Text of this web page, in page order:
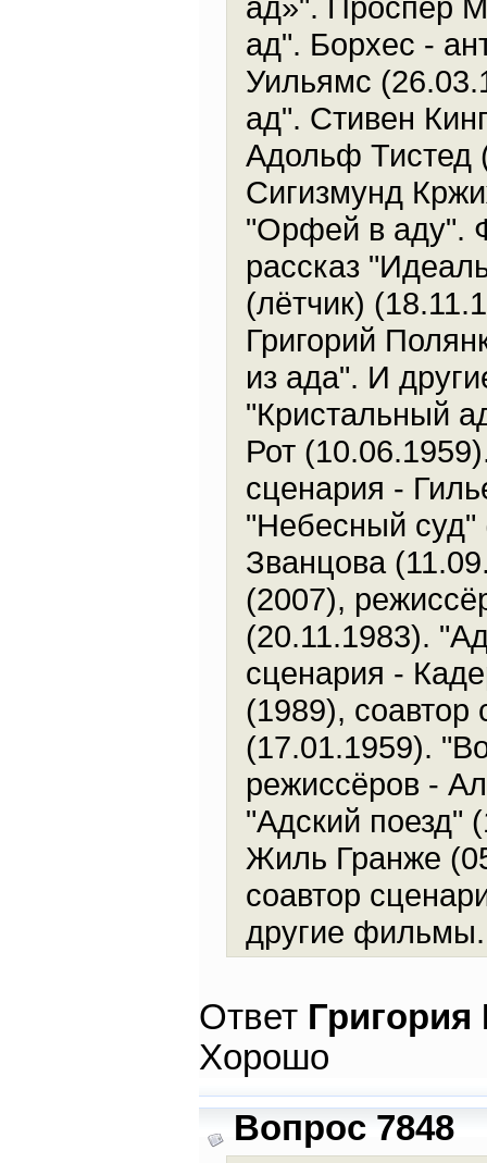
ад»". Проспер
ад". Борхес -
Уильямс
ад". Стивен
Адольф Тистед
Сигизмунд
"Орфей в аду".
рассказ
(лётчик)
Григорий
из ада". И
"Кристальный
Рот
сценария -
"Небесный суд"
Званцова
(2007),
(20.11.1983).
сценария -
(1989), соавтор
(17.01.1959).
режиссёров -
"Адский поезд"
Жиль Гранже
соавтор
другие фильмы.
Ответ
Хорошо
Вопрос 7848